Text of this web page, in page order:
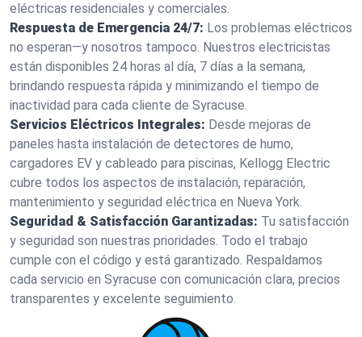
eléctricas residenciales y comerciales.
Respuesta de Emergencia 24/7: Los problemas eléctricos
no esperan—y nosotros tampoco. Nuestros electricistas
están disponibles 24 horas al día, 7 días a la semana,
brindando respuesta rápida y minimizando el tiempo de
inactividad para cada cliente de Syracuse.
Servicios Eléctricos Integrales: Desde mejoras de
paneles hasta instalación de detectores de humo,
cargadores EV y cableado para piscinas, Kellogg Electric
cubre todos los aspectos de instalación, reparación,
mantenimiento y seguridad eléctrica en Nueva York.
Seguridad & Satisfacción Garantizadas: Tu satisfacción
y seguridad son nuestras prioridades. Todo el trabajo
cumple con el código y está garantizado. Respaldamos
cada servicio en Syracuse con comunicación clara, precios
transparentes y excelente seguimiento.